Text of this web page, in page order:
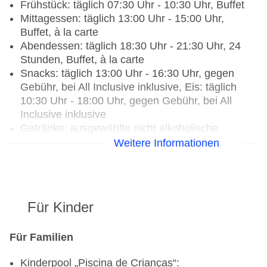
Frühstück: täglich 07:30 Uhr - 10:30 Uhr, Buffet
Mittagessen: täglich 13:00 Uhr - 15:00 Uhr,
Buffet, à la carte
Abendessen: täglich 18:30 Uhr - 21:30 Uhr, 24
Stunden, Buffet, à la carte
Snacks: täglich 13:00 Uhr - 16:30 Uhr, gegen
Gebühr, bei All Inclusive inklusive, Eis: täglich
10:30 Uhr - 18:00 Uhr, gegen Gebühr, bei All
Inclusive inklusive
Getränke: ausgewählte nicht alkoholische
Getränke: gegen Gebühr, bei All Inclusive
inklusive, ausgewählte Tischgetränke zu den
inklusive, Kaffee/Tee am Nachmittag: gegen
Weitere Informationen
Für Kinder
Für Familien
Kinderpool „Piscina de Crianças“: